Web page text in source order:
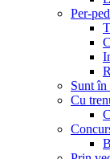
Per-
Sunt în
Cu